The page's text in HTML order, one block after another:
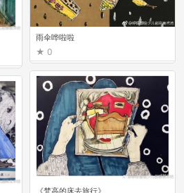
雨伞哗啦啦
0
《梵高的床去旅行》